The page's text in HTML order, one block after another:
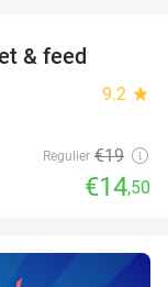
& feed
9.2 star
Regulier €19
€14,50